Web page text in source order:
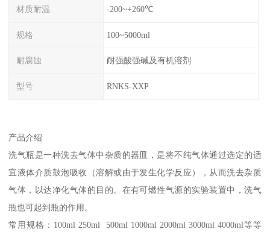
材质耐温 -200~+260℃
规格 100~5000ml
耐腐蚀 耐强酸强碱及有机溶剂
型号 RNKS-XXP
产品介绍
洗气瓶是一种洗去气体中杂质的器皿，是将不纯气体通过选定的适
宜液体介质鼓泡吸收（溶解或由于发生化学反应），从而洗去杂质
气体，以达净化气体的目的。在有可燃性气源的实验装置中，洗气
瓶也可起到瓶的作用。
常用规格：100ml 250ml 500ml 1000ml 2000ml 3000ml 4000ml等等